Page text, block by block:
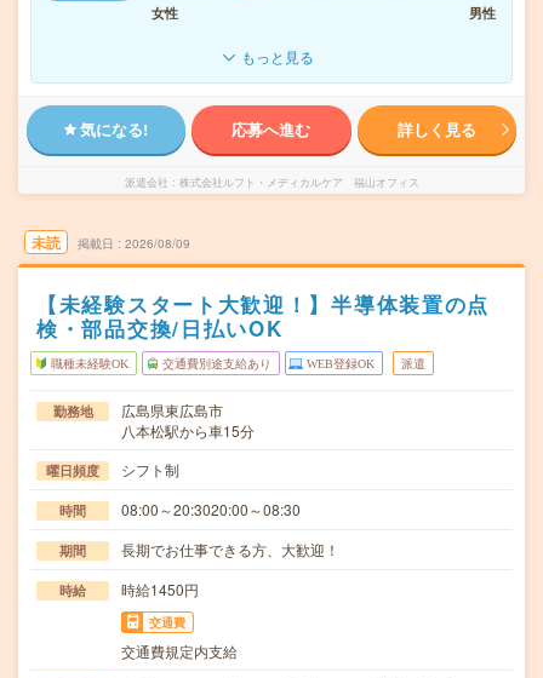
女性
男性
もっと見る
気になる! 応募へ進む 詳しく見る
派遣会社 株式会社ルフト・メディカルケア 福山オフィス
未読 掲載日 2026/08/09
【未経験スタート大歓迎！】半導体装置の点
検・部品交換/日払いOK
職種未経験OK 交通費別途支給あり WEB登録OK 派遣
勤務地
広島県東広島市
八本松駅から車15分
曜日頻度 シフト制
時間 08:00～20:3020:00～08:30
期間 長期でお仕事できる方、大歓迎！
時給 時給1450円
交通費
交通費規定内支給